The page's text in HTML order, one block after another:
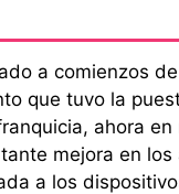
a comienzos
que tuvo la
ahora
mejora en
a los